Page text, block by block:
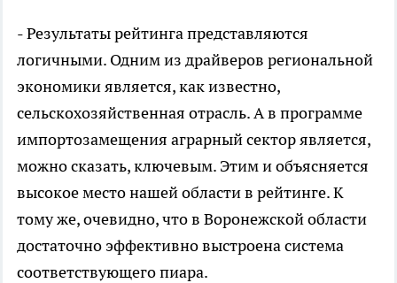
- Результаты рейтинга представляются
логичными. Одним из драйверов региональной
экономики является, как известно,
сельскохозяйственная отрасль. А в программе
импортозамещения аграрный сектор является,
можно сказать, ключевым. Этим и объясняется
высокое место нашей области в рейтинге. К
тому же, очевидно, что в Воронежской области
достаточно эффективно выстроена система
соответствующего пиара.